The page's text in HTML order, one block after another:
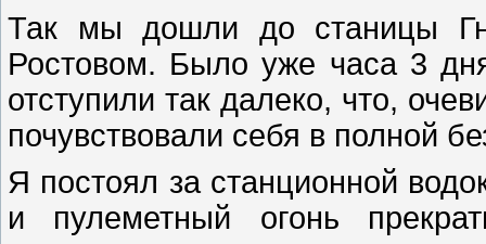
Так мы дошли до станицы
Ростовом. Было уже часа 3
отступили так далеко, что,
почувствовали себя в полной
Я постоял за станционной
и пулеметный огонь